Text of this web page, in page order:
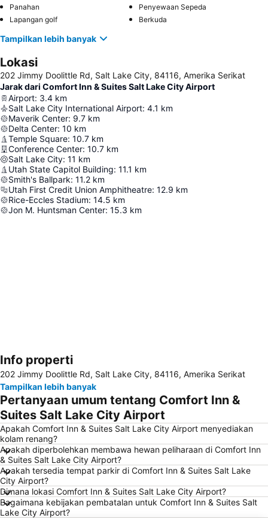
Panahan
Penyewaan Sepeda
Lapangan golf
Berkuda
Tampilkan lebih banyak
Lokasi
202 Jimmy Doolittle Rd, Salt Lake City, 84116, Amerika Serikat
Jarak dari Comfort Inn & Suites Salt Lake City Airport
Airport: 3.4 km
Salt Lake City International Airport: 4.1 km
Maverik Center: 9.7 km
Delta Center: 10 km
Temple Square: 10.7 km
Conference Center: 10.7 km
Salt Lake City: 11 km
Utah State Capitol Building: 11.1 km
Smith's Ballpark: 11.2 km
Utah First Credit Union Amphitheatre: 12.9 km
Rice-Eccles Stadium: 14.5 km
Jon M. Huntsman Center: 15.3 km
Perluas peta
Info properti
202 Jimmy Doolittle Rd, Salt Lake City, 84116, Amerika Serikat
Tampilkan lebih banyak
Pertanyaan umum tentang Comfort Inn &
Suites Salt Lake City Airport
Apakah Comfort Inn & Suites Salt Lake City Airport menyediakan
kolam renang?
Apakah diperbolehkan membawa hewan peliharaan di Comfort Inn
& Suites Salt Lake City Airport?
Apakah tersedia tempat parkir di Comfort Inn & Suites Salt Lake
City Airport?
Dimana lokasi Comfort Inn & Suites Salt Lake City Airport?
Bagaimana kebijakan pembatalan untuk Comfort Inn & Suites Salt
Lake City Airport?